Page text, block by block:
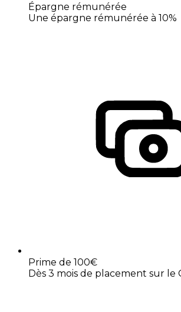
Épargne rémunérée
Une épargne rémunérée à 10%
Prime de 100€
Dès 3 mois de placement sur le